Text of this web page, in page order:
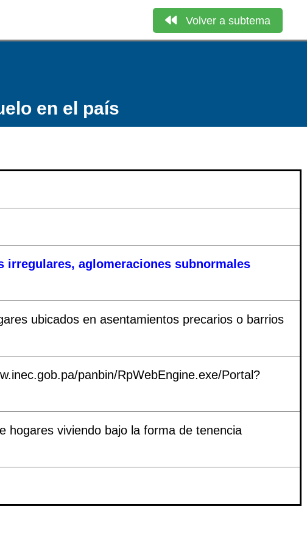
Volver a subtema
en el país
irregulares, aglomeraciones subnormales
ubicados en asentamientos precarios o barrios
panbin/RpWebEngine.exe/Portal?
hogares viviendo bajo la forma de tenencia